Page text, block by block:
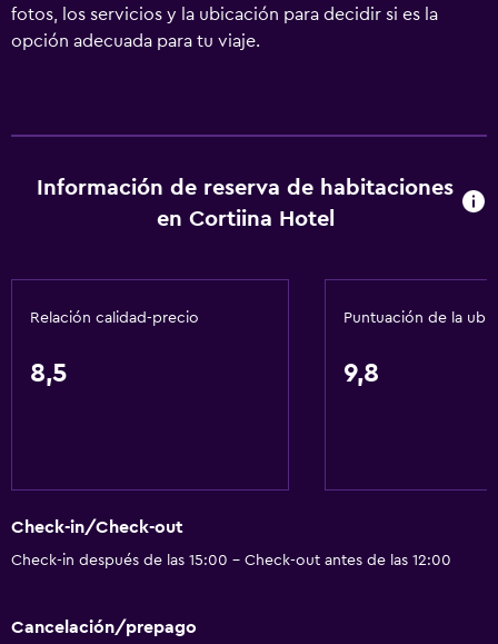
fotos, los servicios y la ubicación para decidir si es la
opción adecuada para tu viaje.
Información de reserva de habitaciones
en Cortiina Hotel
Relación calidad-precio
8,5
Puntuación de la
9,8
Check-in/Check-out
Check-in después de las 15:00 - Check-out antes de las 12:00
Cancelación/prepago